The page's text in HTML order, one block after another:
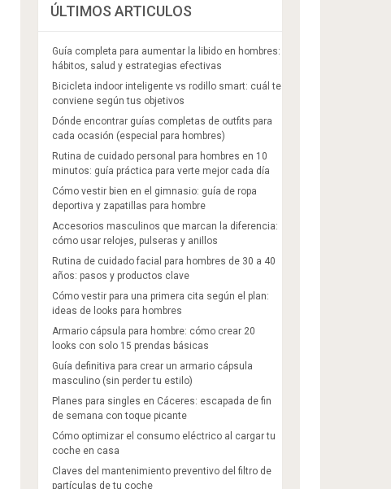
ÚLTIMOS ARTICULOS
Guía completa para aumentar la libido en hombres:
hábitos, salud y estrategias efectivas
Bicicleta indoor inteligente vs rodillo smart: cuál te
conviene según tus objetivos
Dónde encontrar guías completas de outfits para
cada ocasión (especial para hombres)
Rutina de cuidado personal para hombres en 10
minutos: guía práctica para verte mejor cada día
Cómo vestir bien en el gimnasio: guía de ropa
deportiva y zapatillas para hombre
Accesorios masculinos que marcan la diferencia:
cómo usar relojes, pulseras y anillos
Rutina de cuidado facial para hombres de 30 a 40
años: pasos y productos clave
Cómo vestir para una primera cita según el plan:
ideas de looks para hombres
Armario cápsula para hombre: cómo crear 20
looks con solo 15 prendas básicas
Guía definitiva para crear un armario cápsula
masculino (sin perder tu estilo)
Planes para singles en Cáceres: escapada de fin
de semana con toque picante
Cómo optimizar el consumo eléctrico al cargar tu
coche en casa
Claves del mantenimiento preventivo del filtro de
partículas de tu coche